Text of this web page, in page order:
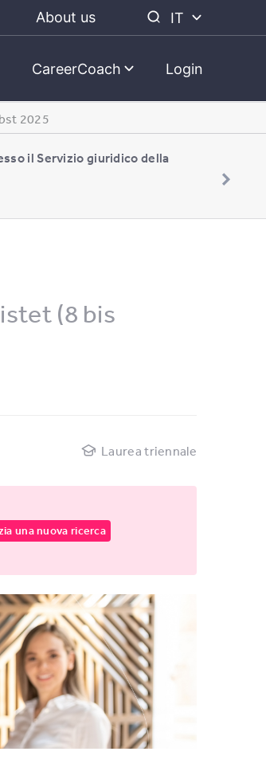
About us IT
CareerCoach Login
2025
il Servizio giuridico della
(8 bis
Laurea triennale
una nuova ricerca